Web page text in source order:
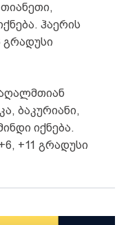
ჰაერის
გრადუსი
ბაკურიანი,
იქნება.
+11 გრადუსი